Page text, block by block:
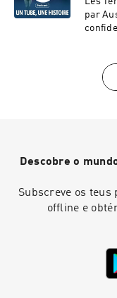
par
Descobre o
Subscreve os teus
offline e